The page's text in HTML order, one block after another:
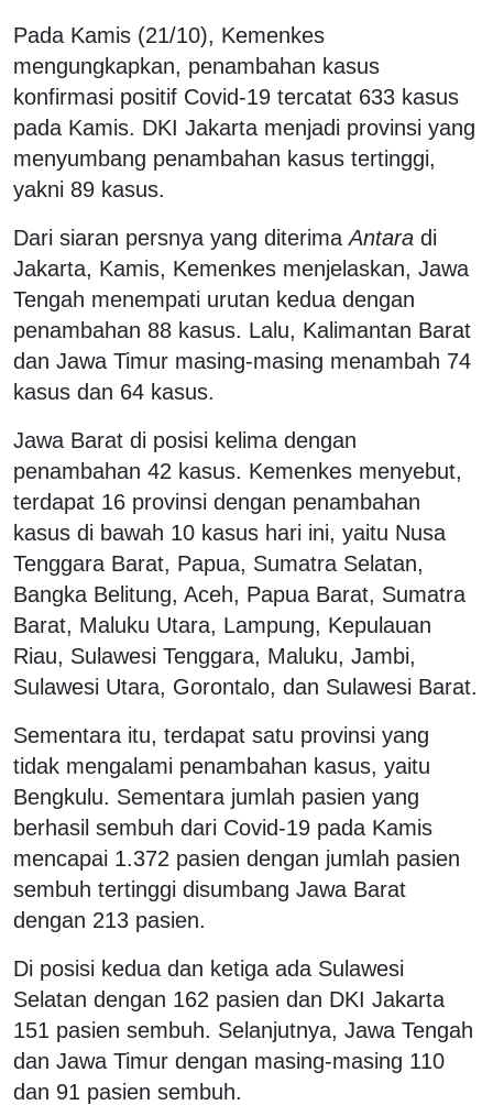
Pada Kamis (21/10), Kemenkes
mengungkapkan, penambahan kasus
konfirmasi positif Covid-19 tercatat 633 kasus
pada Kamis. DKI Jakarta menjadi provinsi yang
menyumbang penambahan kasus tertinggi,
yakni 89 kasus.
Dari siaran persnya yang diterimaAntara di
Jakarta, Kamis, Kemenkes menjelaskan, Jawa
Tengah menempati urutan kedua dengan
penambahan 88 kasus. Lalu, Kalimantan Barat
dan Jawa Timur masing-masing menambah 74
kasus dan 64 kasus.
Jawa Barat di posisi kelima dengan
penambahan 42 kasus. Kemenkes menyebut,
terdapat 16 provinsi dengan penambahan
kasus di bawah 10 kasus hari ini, yaitu Nusa
Tenggara Barat, Papua, Sumatra Selatan,
Bangka Belitung, Aceh, Papua Barat, Sumatra
Barat, Maluku Utara, Lampung, Kepulauan
Riau, Sulawesi Tenggara, Maluku, Jambi,
Sulawesi Utara, Gorontalo, dan Sulawesi Barat.
Sementara itu, terdapat satu provinsi yang
tidak mengalami penambahan kasus, yaitu
Bengkulu. Sementara jumlah pasien yang
berhasil sembuh dari Covid-19 pada Kamis
mencapai 1.372 pasien dengan jumlah pasien
sembuh tertinggi disumbang Jawa Barat
dengan 213 pasien.
Di posisi kedua dan ketiga ada Sulawesi
Selatan dengan 162 pasien dan DKI Jakarta
151 pasien sembuh. Selanjutnya, Jawa Tengah
dan Jawa Timur dengan masing-masing 110
dan 91 pasien sembuh.